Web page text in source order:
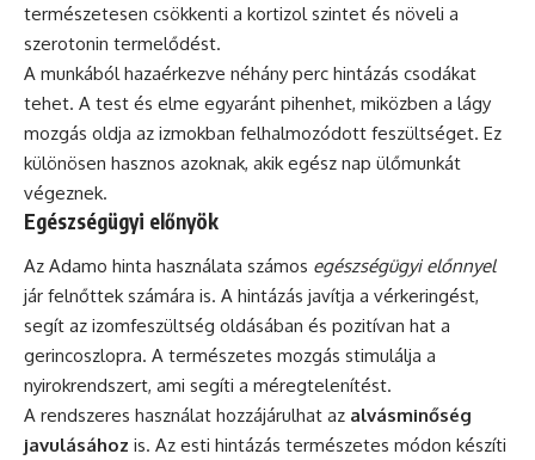
természetesen csökkenti a kortizol szintet és növeli a
szerotonin termelődést.
A munkából hazaérkezve néhány perc hintázás csodákat
tehet. A test és elme egyaránt pihenhet, miközben a lágy
mozgás oldja az izmokban felhalmozódott feszültséget. Ez
különösen hasznos azoknak, akik egész nap ülőmunkát
végeznek.
Egészségügyi előnyök
Az Adamo hinta használata számos egészségügyi előnnyel
jár felnőttek számára is. A hintázás javítja a vérkeringést,
segít az izomfeszültség oldásában és pozitívan hat a
gerincoszlopra. A természetes mozgás stimulálja a
nyirokrendszert, ami segíti a méregtelenítést.
A rendszeres használat hozzájárulhat az alvásminőség
javulásához is. Az esti hintázás természetes módon készíti